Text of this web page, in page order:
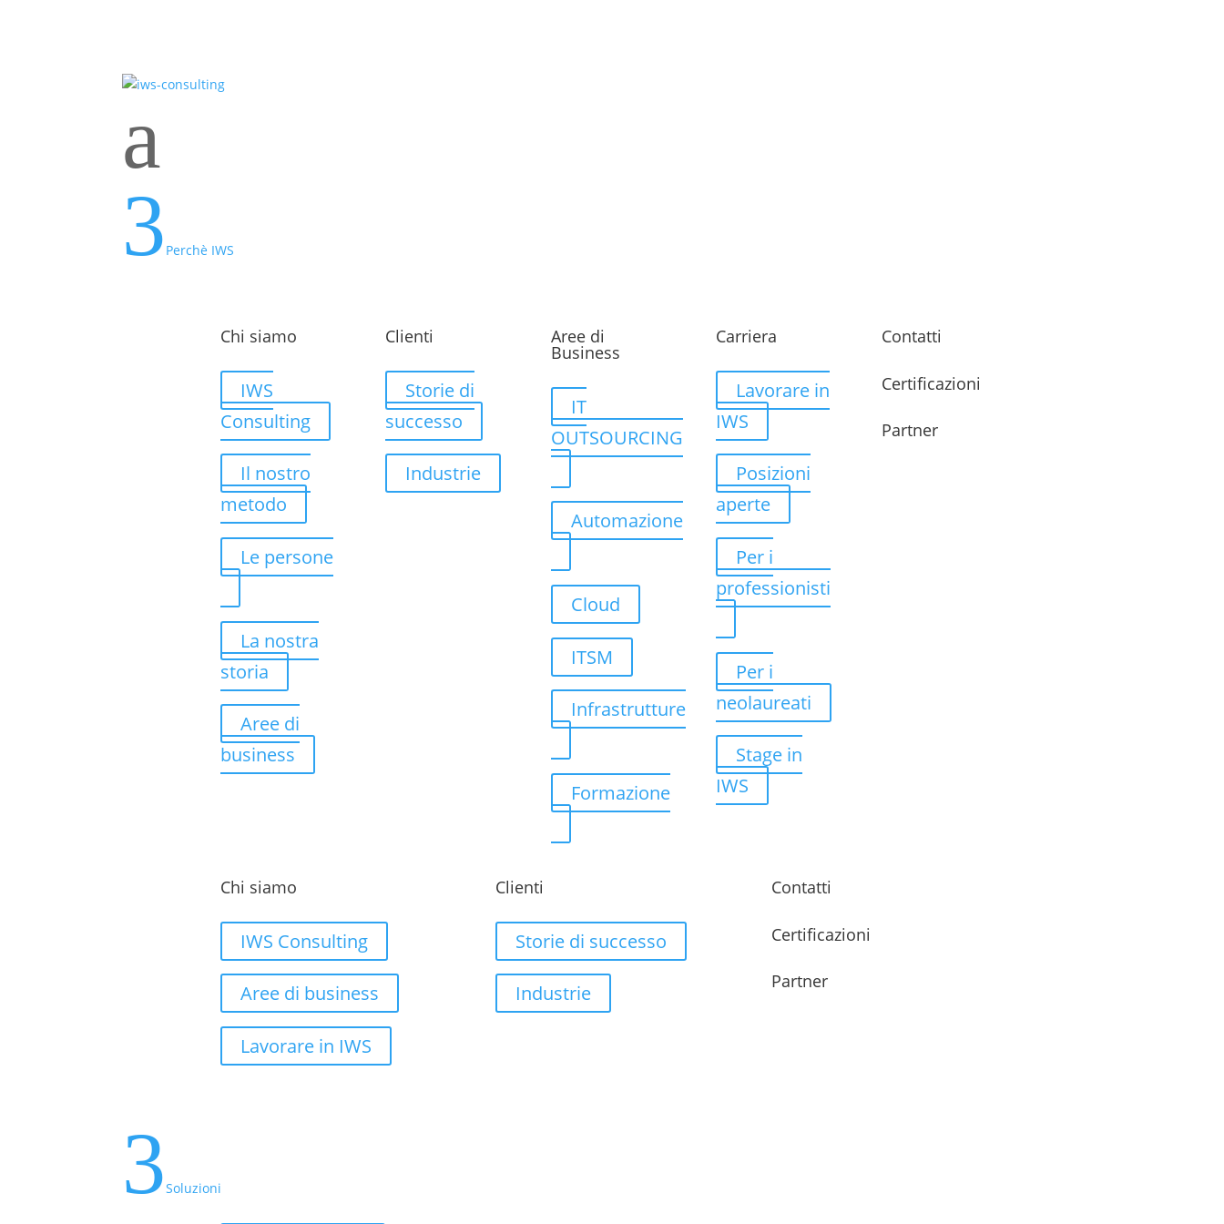
a
3 Perchè IWS
Chi siamo
IWS
Consulting
Il nostro
metodo
Le persone
La nostra
storia
Aree di
business
Clienti
Storie di
successo
Industrie
Aree di
Business
IT
OUTSOURCING
Automazione
Cloud
ITSM
Infrastrutture
Formazione
Carriera
Lavorare in
IWS
Posizioni
aperte
Per i
professionisti
Per i
neolaureati
Stage in
IWS
Contatti
Certificazioni
Partner
Chi siamo
IWS Consulting
Aree di business
Lavorare in IWS
Clienti
Storie di successo
Industrie
Contatti
Certificazioni
Partner
3Soluzioni